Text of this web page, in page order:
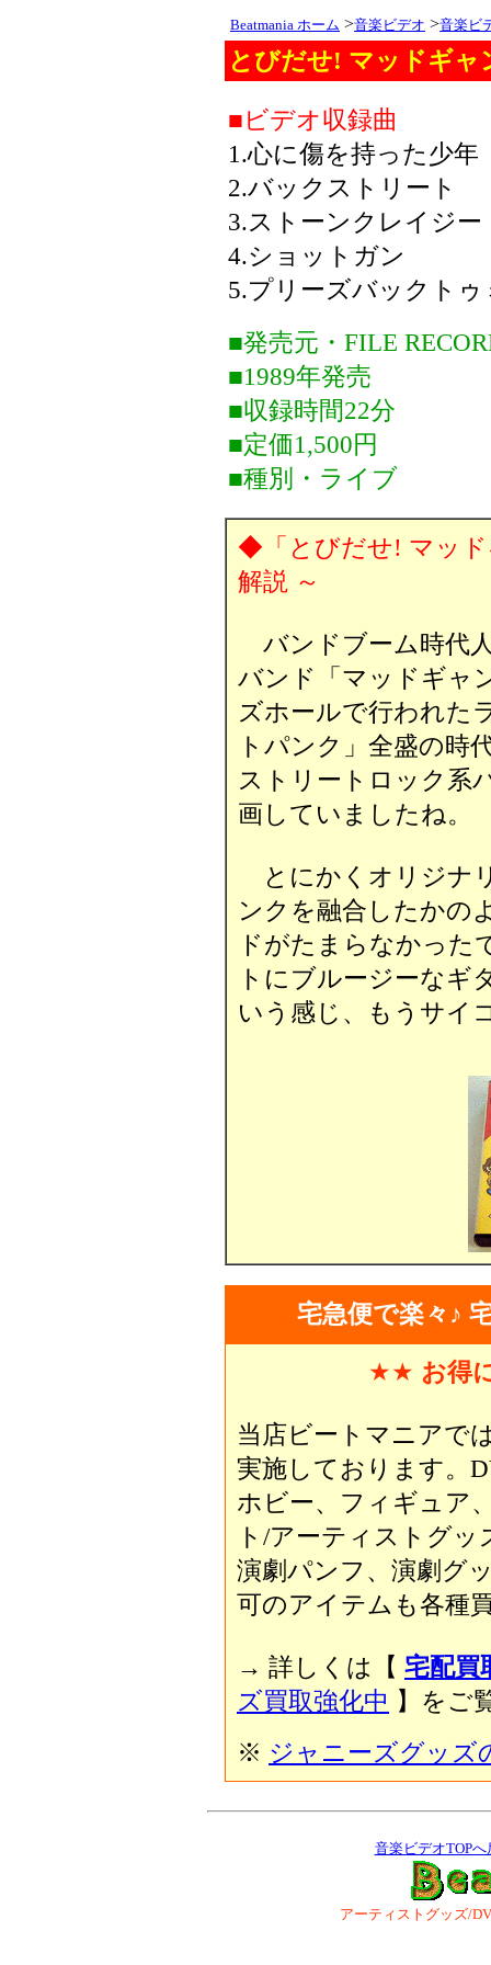
Beatmania ホーム >音楽ビデオ >音楽ビ
とびだせ! マッドギ
■ビデオ収録曲
1.心に傷を持った少年
2.バックストリート
3.ストーンクレイジー
4.ショットガン
5.プリーズバックトゥ
■発売元・FILE
■1989年発売
■収録時間22分
■定価1,500円
■種別・ライブ
◆「とびだせ! マッ
解説 ～
バンドブーム時代
バンド「マッドギャ
ズホールで行われた
トパンク」全盛の時
ストリートロック系
画していましたね。
とにかくオリジナ
ンクを融合したかの
ドがたまらなかっ
トにブルージーなギ
いう感じ、もうサイ
宅急便で楽々♪
★★ お得
当店ビートマニアで
実施しております。
ホビー、フィギュア
ト/アーティストグッ
演劇パンフ、演劇グ
可のアイテムも各種
→ 詳しくは【 宅配買
ズ買取強化中 】をご
※ ジャニーズグッズ
音楽ビデオTOPへ
アーティストグッズ/